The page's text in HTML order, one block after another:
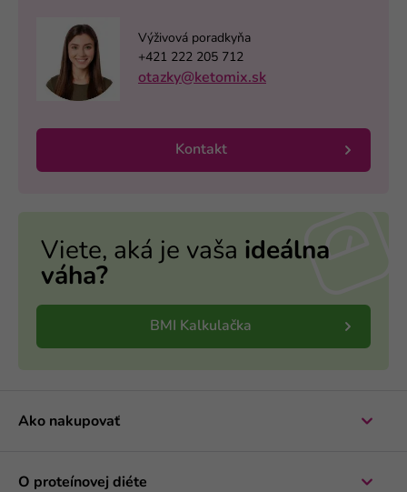
Výživová poradkyňa
+421 222 205 712
otazky@ketomix.sk
Kontakt
Viete, aká je vaša ideálna
váha?
BMI Kalkulačka
Ako nakupovať
O proteínovej diéte